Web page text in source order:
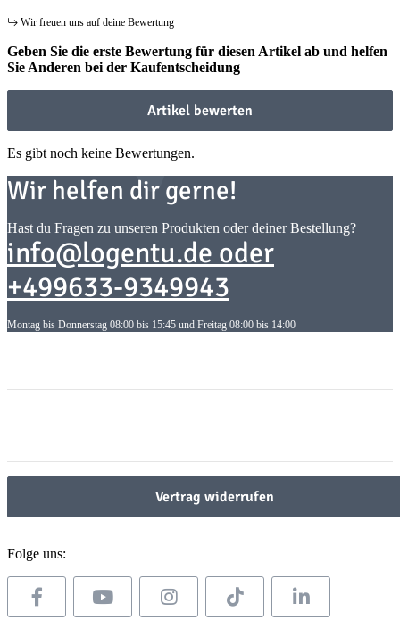
Wir freuen uns auf deine Bewertung
Geben Sie die erste Bewertung für diesen Artikel ab und helfen
Sie Anderen bei der Kaufentscheidung
Artikel bewerten
Es gibt noch keine Bewertungen.
Wir helfen dir gerne!
Hast du Fragen zu unseren Produkten oder deiner Bestellung?
info@logentu.de oder
+499633-9349943
Montag bis Donnerstag 08:00 bis 15:45 und Freitag 08:00 bis 14:00
Vertrag widerrufen
Folge uns: